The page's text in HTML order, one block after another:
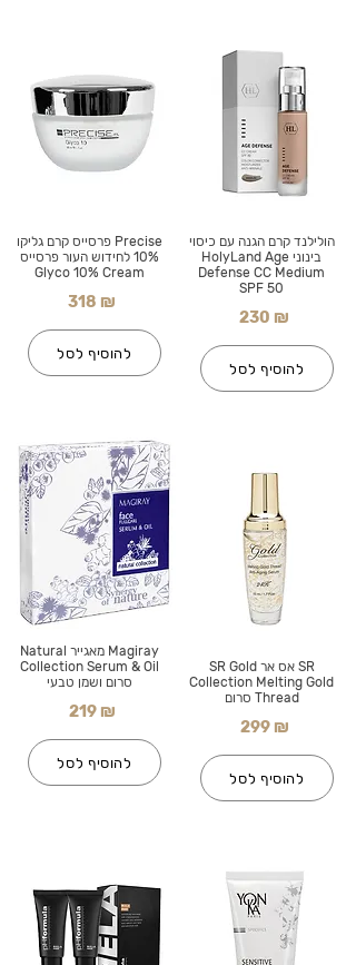
Precise פרסייס קרם גליקו
10% לחידוש העור פרסייס
Glyco 10% Cream
318 ₪
להוסיף לסל
Magiray מאגייר Natural
Collection Serum & Oil
סרום ושמן טבעי
219 ₪
להוסיף לסל
הולילנד קרם הגנה עם כיסוי
בינוני HolyLand Age
Defense CC Medium
SPF 50
230 ₪
להוסיף לסל
SR אס אר SR Gold
Collection Melting Gold
Thread סרום
299 ₪
להוסיף לסל